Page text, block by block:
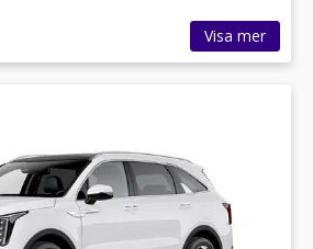
Visa mer